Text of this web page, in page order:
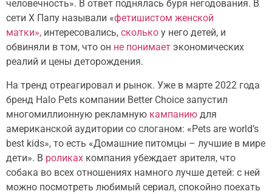
человечность». В ответ поднялась буря негодования. В
сети Х Папу называли «фетишистом женской
матки», интересовались, сколько у него детей, и
обвиняли в том, что он не понимает экономических
реалий и цены деторождения.
На тренд отреагировал и рынок. Уже в марте 2022 года
бренд Halo Pets компании Better Choice запустил
многомиллионную рекламную кампанию для
американской аудитории со слоганом: «Pets are world’s
best kids», то есть «Домашние питомцы – лучшие в мире
дети». В роликах компания убеждает зрителя, что
собака во всех отношениях намного лучше детей: с ней
можно посмотреть любимый сериал, спокойно поехать